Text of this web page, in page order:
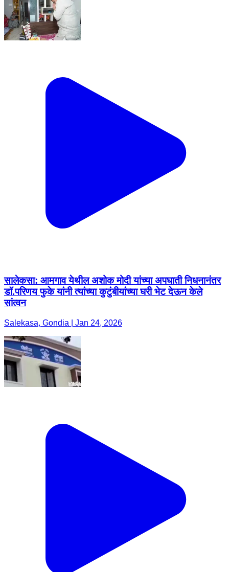
सालेकसा: आमगाव येथील अशोक मोदी यांच्या अपघाती निधनानंतर
डॉ.परिणय फुके यांनी त्यांच्या कुटुंबीयांच्या घरी भेट देऊन केले
सांत्वन
Salekasa, Gondia | Jan 24, 2026